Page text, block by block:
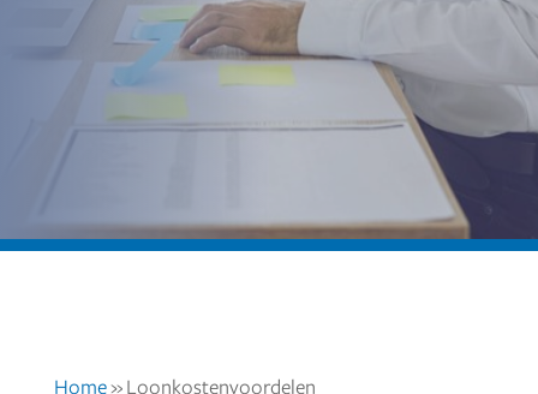
Home» Loonkostenvoordelen